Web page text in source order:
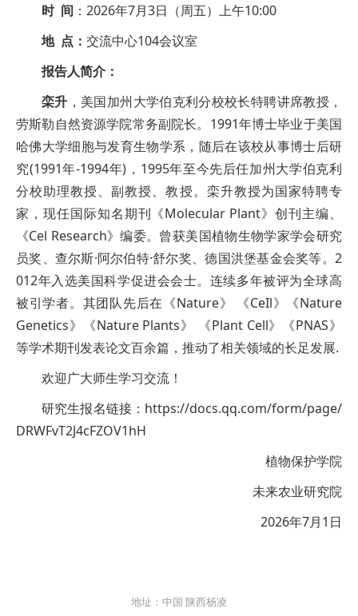
时 间 ：2026年7月3日（周五）上午10:00
地 点： 交流中心104会议室
报告人简介：
栾升 ，美国加州大学伯克利分校校长特聘讲席教授，
劳斯勒自然资源学院常务副院长。1991年博士毕业于美国
哈佛大学细胞与发育生物学系，随后在该校从事博士后研
究(1991年-1994年)，1995年至今先后任加州大学伯克利
分校助理教授、副教授、教授。栾升教授为国家特聘专
家，现任国际知名期刊《Molecular Plant》创刊主编、
《Cel Research》编委。曾获美国植物生物学家学会研究
员奖、查尔斯·阿尔伯特·舒尔奖、德国洪堡基金会奖等。2
012年入选美国科学促进会会士。连续多年被评为全球高
被引学者。其团队先后在《Nature》 《CeIl》《Nature
Genetics》《Nature Plants》 《Plant Cell》《PNAS》
等学术期刊发表论文百余篇，推动了相关领域的长足发展.
欢迎广大师生学习交流！
研究生报名链接：https://docs.qq.com/form/page/
DRWFvT2J4cFZOV1hH
植物保护学院
未来农业研究院
2026年7月1日
地址：中国 陕西杨凌